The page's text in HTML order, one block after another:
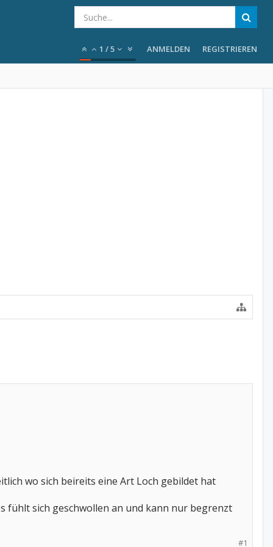
1 /5 ANMELDEN REGISTRIEREN
wo sich beireits eine Art Loch gebildet hat
fühlt sich geschwollen an und kann nur begrenzt
#1